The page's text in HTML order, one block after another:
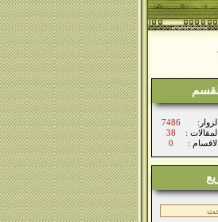
الشيخ/ محمد فرج الأصفر نتمنى لكم طيب الاقامة
7486
38
0